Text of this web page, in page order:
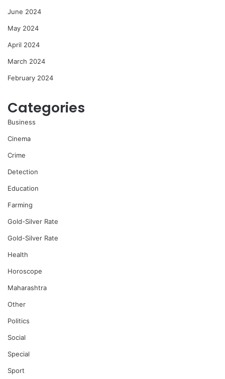
June 2024
May 2024
April 2024
March 2024
February 2024
Categories
Business
Cinema
Crime
Detection
Education
Farming
Gold-Silver Rate
Gold-Silver Rate
Health
Horoscope
Maharashtra
Other
Politics
Social
Special
Sport